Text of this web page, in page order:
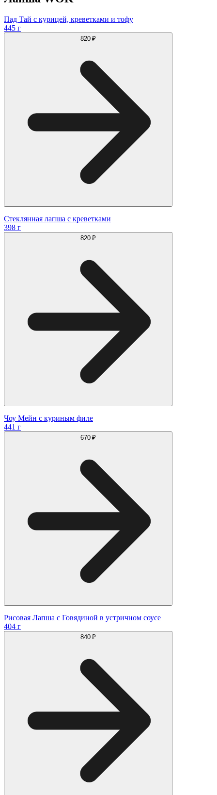
Пад Тай с курицей, креветками и тофу
445 г
820 ₽
Стеклянная лапша с креветками
398 г
820 ₽
Чоу Мейн с куриным филе
441 г
670 ₽
Рисовая Лапша с Говядиной в устричном соусе
404 г
840 ₽